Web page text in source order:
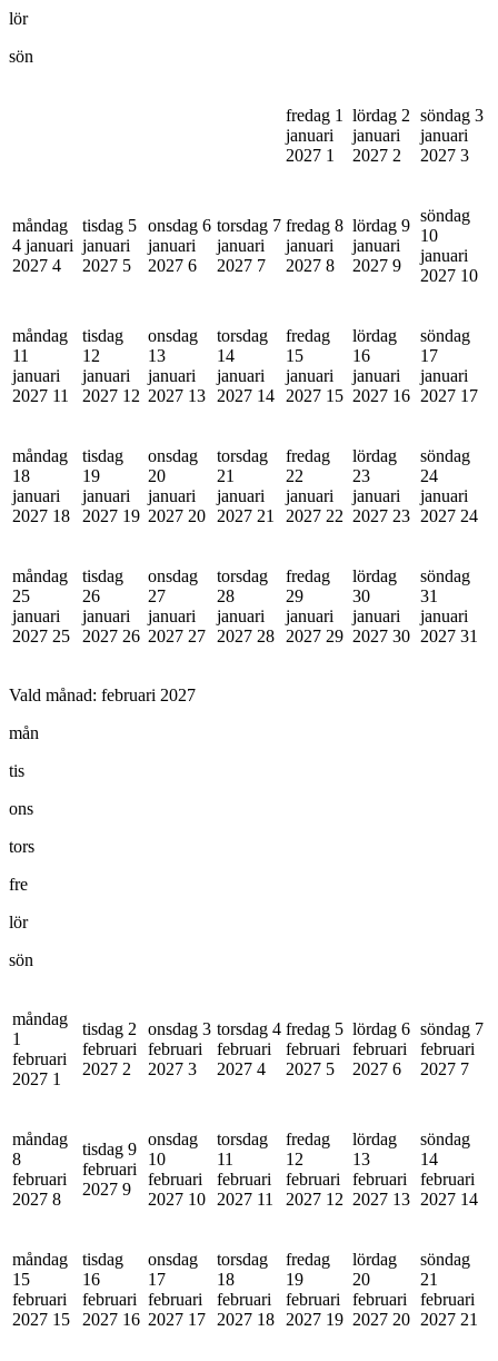
lör
sön
fredag 1
januari
2027 1
lördag 2
januari
2027 2
söndag 3
januari
2027 3
måndag
4 januari
2027 4
tisdag 5
januari
2027 5
onsdag 6
januari
2027 6
torsdag 7
januari
2027 7
fredag 8
januari
2027 8
lördag 9
januari
2027 9
söndag
10
januari
2027 10
måndag
11
januari
2027 11
tisdag
12
januari
2027 12
onsdag
13
januari
2027 13
torsdag
14
januari
2027 14
fredag
15
januari
2027 15
lördag
16
januari
2027 16
söndag
17
januari
2027 17
måndag
18
januari
2027 18
tisdag
19
januari
2027 19
onsdag
20
januari
2027 20
torsdag
21
januari
2027 21
fredag
22
januari
2027 22
lördag
23
januari
2027 23
söndag
24
januari
2027 24
måndag
25
januari
2027 25
tisdag
26
januari
2027 26
onsdag
27
januari
2027 27
torsdag
28
januari
2027 28
fredag
29
januari
2027 29
lördag
30
januari
2027 30
söndag
31
januari
2027 31
Vald månad: februari 2027
mån
tis
ons
tors
fre
lör
sön
måndag
1
februari
2027 1
tisdag 2
februari
2027 2
onsdag 3
februari
2027 3
torsdag 4
februari
2027 4
fredag 5
februari
2027 5
lördag 6
februari
2027 6
söndag 7
februari
2027 7
måndag
8
februari
2027 8
tisdag 9
februari
2027 9
onsdag
10
februari
2027 10
torsdag
11
februari
2027 11
fredag
12
februari
2027 12
lördag
13
februari
2027 13
söndag
14
februari
2027 14
måndag
15
februari
2027 15
tisdag
16
februari
2027 16
onsdag
17
februari
2027 17
torsdag
18
februari
2027 18
fredag
19
februari
2027 19
lördag
20
februari
2027 20
söndag
21
februari
2027 21